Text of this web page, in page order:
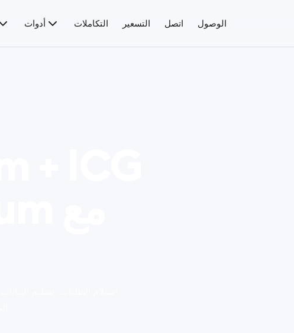
أدوات التكاملات التسعير اتصل الوصول